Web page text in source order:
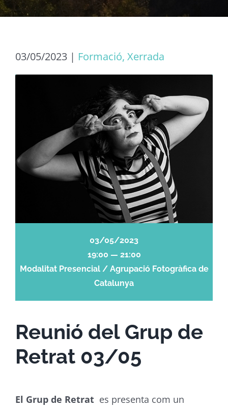
03/05/2023 | Formació, Xerrada
Reunió del Grup de
Retrat 03/05
El Grup de Retrates presenta com un
03/05/2023
19:00 — 21:00
Modalitat Presencial / Agrupació Fotogràfica de
Catalunya